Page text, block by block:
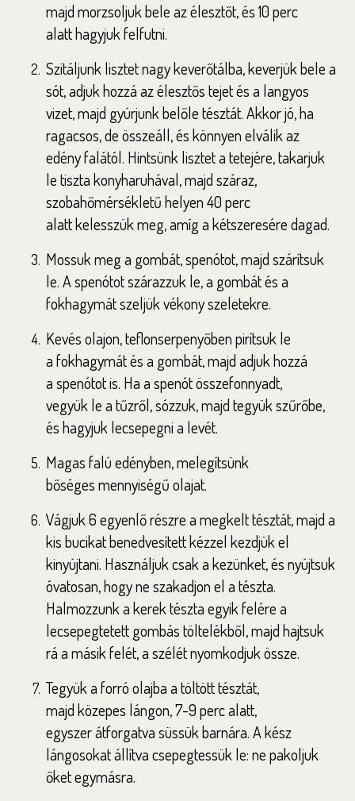
majdmorzsoljuk bele az élesztőt, és 10 perc
alatthagyjuk felfutni.
Szitáljunk lisztet nagy keverőtálba, keverjükbele a
sót, adjuk hozzá az élesztős tejet és a langyos
vizet, majd gyúrjunk belőle tésztát.Akkor jó, ha
ragacsos, de összeáll, és könnyenelválik az
edény falától. Hintsünk lisztet atetejére, takarjuk
le tiszta konyharuhával, majdszáraz,
szobahőmérsékletű helyen 40 perc
alattkelesszük meg, amíg a kétszeresére dagad.
Mossuk meg a gombát, spenótot, majdszárítsuk
le. A spenótot szárazzuk le, a gombátés a
fokhagymát szeljük vékony szeletekre.
Kevés olajon, teflonserpenyőben pirítsuk le
afokhagymát és a gombát, majd adjuk hozzá
aspenótot is. Ha a spenót összefonnyadt,
vegyük le a tűzről, sózzuk, majd tegyük szűrőbe,
éshagyjuk lecsepegni a levét.
Magas falú edényben, melegítsünk
bőségesmennyiségű olajat.
Vágjuk 6 egyenlő részre a megkelt tésztát,majd a
kis bucikat benedvesített kézzel kezdjükel
kinyújtani. Használjuk csak a kezünket, ésnyújtsuk
óvatosan, hogy ne szakadjon el atészta.
Halmozzunk a kerek tészta egyik felérea
lecsepegtetett gombás töltelékből, majdhajtsuk
rá a másik felét, a szélét nyomkodjukössze.
Tegyük a forró olajba a töltött tésztát,
majdközepes lángon, 7-9 perc alatt,
egyszerátforgatva süssük barnára. A kész
lángosokatállítva csepegtessük le: ne pakoljuk
őketegymásra.